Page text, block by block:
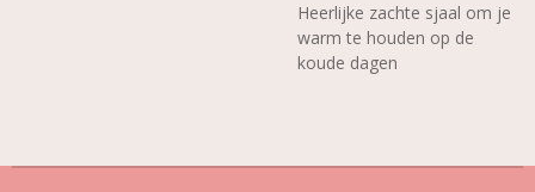
Heerlijke zachte sjaal om je
warm te houden op de
koude dagen